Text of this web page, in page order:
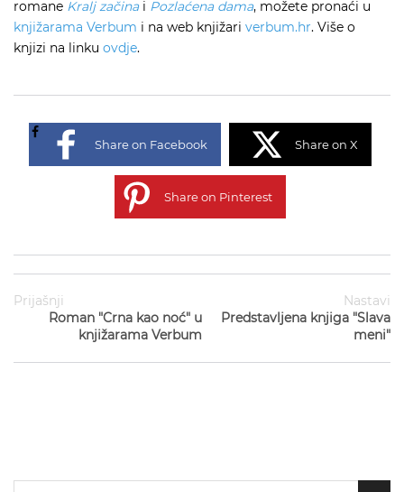
romane Kralj začinai Pozlaćena dama, možete pronaći u
knjižarama Verbum i na web knjižari verbum.hr. Više o
knjizi na linku ovdje.
Share on Facebook Share on X
Share on Pinterest
Prijašnji
Roman "Crna kao noć" u
knjižarama Verbum
Nastavi
Predstavljena knjiga "Slava
meni"